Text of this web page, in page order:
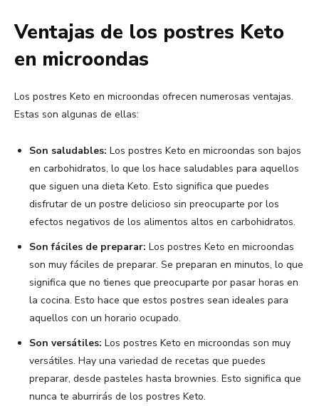
Ventajas de los postres Keto
en microondas
Los postres Keto en microondas ofrecen numerosas ventajas.
Estas son algunas de ellas:
Son saludables: Los postres Keto en microondas son bajos
en carbohidratos, lo que los hace saludables para aquellos
que siguen una dieta Keto. Esto significa que puedes
disfrutar de un postre delicioso sin preocuparte por los
efectos negativos de los alimentos altos en carbohidratos.
Son fáciles de preparar: Los postres Keto en microondas
son muy fáciles de preparar. Se preparan en minutos, lo que
significa que no tienes que preocuparte por pasar horas en
la cocina. Esto hace que estos postres sean ideales para
aquellos con un horario ocupado.
Son versátiles: Los postres Keto en microondas son muy
versátiles. Hay una variedad de recetas que puedes
preparar, desde pasteles hasta brownies. Esto significa que
nunca te aburrirás de los postres Keto.